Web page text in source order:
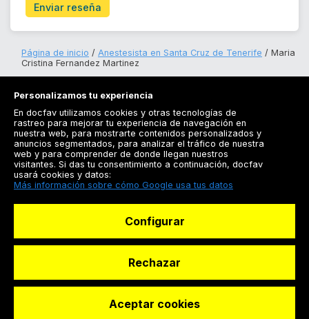
Enviar reseña
Página de inicio Anestesista en Santa Cruz de Tenerife
Maria
Cristina Fernandez Martinez
Registrarse
Docfav
© Dashboard Technologies S.L
Personalizamos tu experiencia
En docfav utilizamos cookies y otras tecnologías de
rastreo para mejorar tu experiencia de navegación en
nuestra web, para mostrarte contenidos personalizados y
anuncios segmentados, para analizar el tráfico de nuestra
web y para comprender de donde llegan nuestros
visitantes. Si das tu consentimiento a continuación, docfav
usará cookies y datos:
Más información sobre cómo Google usa tus datos
Configurar
Rechazar
Aceptar cookies